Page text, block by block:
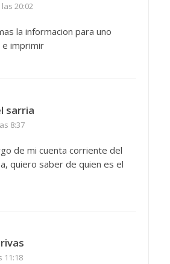
20:02
la informacion para uno
imprimir
sarria
8:37
de mi cuenta corriente del
quiero saber de quien es el
11:18